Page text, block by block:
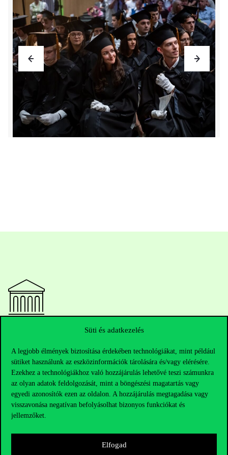
Süti és adatkezelés
A legjobb élmények biztosítása érdekében technológiákat, mint például
sütiket használunk az eszközinformációk tárolására és/vagy elérésére.
Ezekhez a technológiákhoz való hozzájárulás lehetővé teszi számunkra
az olyan adatok feldolgozását, mint a böngészési magatartás vagy
egyedi azonosítók ezen az oldalon. A hozzájárulás megtagadása vagy
visszavonása negatívan befolyásolhat bizonyos funkciókat és
jellemzőket.
Elfogad
Telefonszám:+36 1 482 5000
Kérdésed van a felvételivel kapcsolatban?
HUB jelenlegi hallgatóinknak